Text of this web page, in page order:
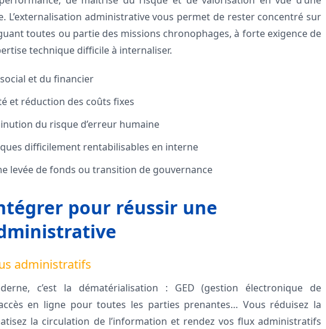
L’externalisation administrative vous permet de rester concentré sur
toutes ou partie des missions chronophages, à forte exigence de
technique difficile à internaliser.
et du financier
et réduction des coûts fixes
du risque d’erreur humaine
difficilement rentabilisables en interne
levée de fonds ou transition de gouvernance
pour réussir une
administratifs
c’est la dématérialisation : GED (gestion électronique de
en ligne pour toutes les parties prenantes… Vous réduisez la
la circulation de l’information et rendez vos flux administratifs